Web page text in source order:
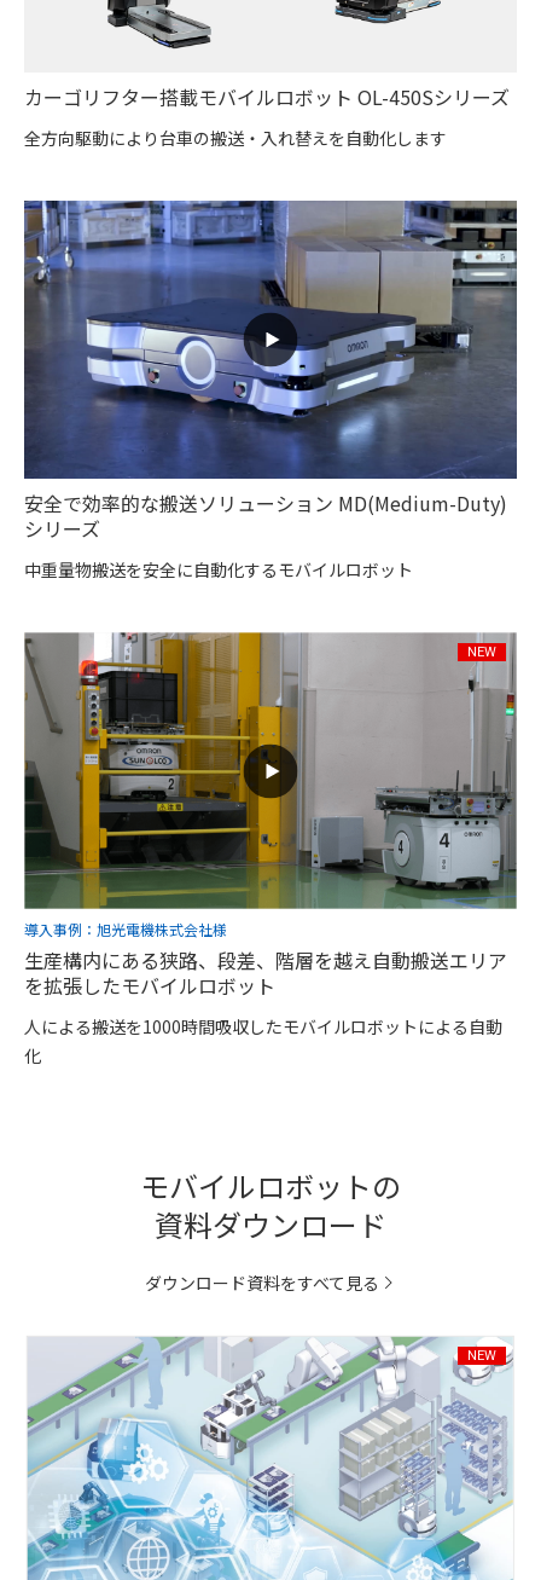
カーゴリフター搭載モバイルロボット OL-450Sシリーズ
全方向駆動により台車の搬送・入れ替えを自動化します
安全で効率的な搬送ソリューション MD(Medium-Duty)
シリーズ
中重量物搬送を安全に自動化するモバイルロボット
導入事例：旭光電機株式会社様
生産構内にある狭路、段差、階層を越え自動搬送エリア
を拡張したモバイルロボット
人による搬送を1000時間吸収したモバイルロボットによる自動
化
モバイルロボットの
資料ダウンロード
ダウンロード資料をすべて見る